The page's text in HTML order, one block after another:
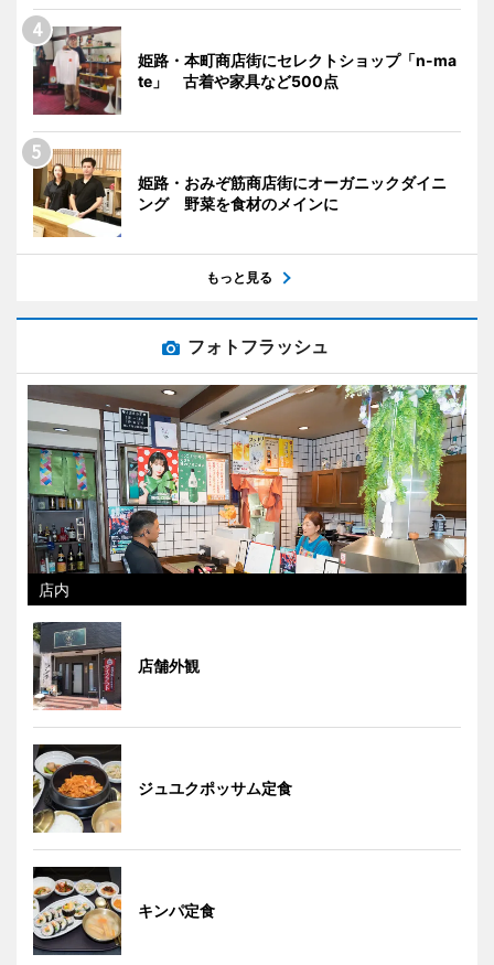
姫路・本町商店街にセレクトショップ「n-ma
te」 古着や家具など500点
姫路・おみぞ筋商店街にオーガニックダイニ
ング 野菜を食材のメインに
もっと見る
フォトフラッシュ
店内
店舗外観
ジュユクポッサム定食
キンパ定食